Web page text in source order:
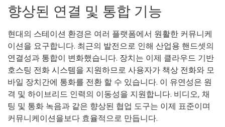
향상된 연결 및 통합 기능
현대의 스테이션 환경은 여러 플랫폼에서 원활한 커뮤니케
이션을 요구합니다. 최근의 발전으로 인해 산업용 핸드셋의
연결성과 통합이 변화했습니다. 장치는 이제 클라우드 기반
호스팅 전화 시스템을 지원하므로 사용자가 책상 전화와 모
바일 장치간에 통화를 전환 할 수 있습니다. 이 유연성은 원
격 및 하이브리드 인력의 이동성을 지원합니다. 비디오, 채
팅 및 통화 녹음과 같은 향상된 협업 도구는 이제 표준이며
커뮤니케이션을보다 효율적으로 만듭니다.